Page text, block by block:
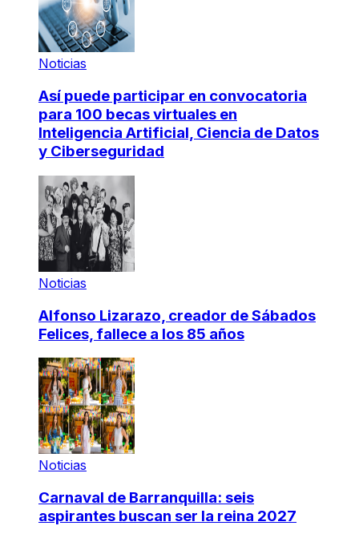
Noticias
Así puede participar en convocatoria
para 100 becas virtuales en
Inteligencia Artificial, Ciencia de Datos
y Ciberseguridad
Noticias
Alfonso Lizarazo, creador de Sábados
Felices, fallece a los 85 años
Noticias
Carnaval de Barranquilla: seis
aspirantes buscan ser la reina 2027